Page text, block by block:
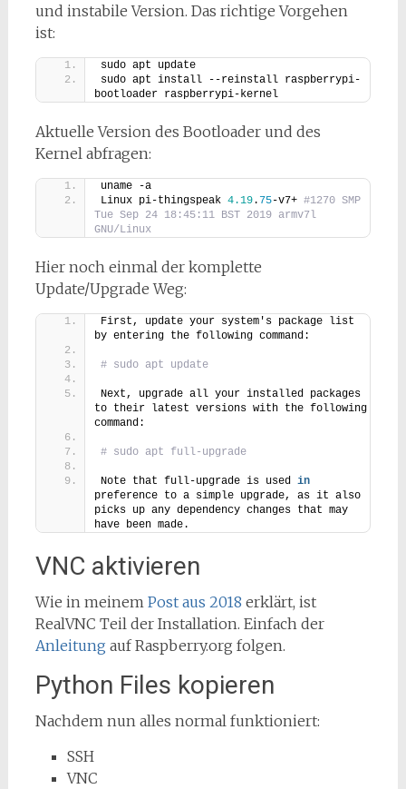
und instabile Version. Das richtige Vorgehen
ist:
sudo apt update
sudo apt install --reinstall raspberrypi-
bootloader raspberrypi-kernel
Aktuelle Version des Bootloader und des
Kernel abfragen:
uname -a
Linux pi-thingspeak 4.19. 75-v7+ #1270 SMP
Tue Sep 24 18:45:11 BST 2019 armv7l
GNU/Linux
Hier noch einmal der komplette
Update/Upgrade Weg:
First, update your system's package list
by entering the following command:
# sudo apt update
Next, upgrade all your installed packages
to their latest versions with the following
command:
# sudo apt full-upgrade
Note that full-upgrade is used in
preference to a simple upgrade, as it also
picks up any dependency changes that may
have been made.
VNC aktivieren
Wie in meinem Post aus 2018 erklärt, ist
RealVNC Teil der Installation. Einfach der
Anleitung auf Raspberry.org folgen.
Python Files kopieren
Nachdem nun alles normal funktioniert:
SSH
VNC